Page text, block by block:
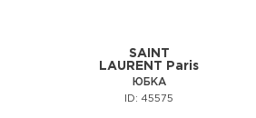
SAINT
LAURENT Paris
ЮБКА
ID: 45575